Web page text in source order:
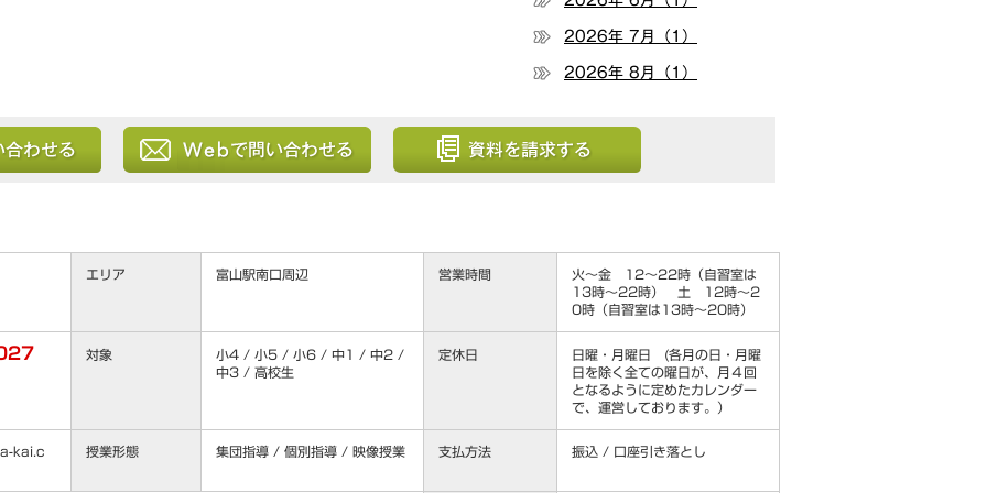
2026年 7月（1）
2026年 8月（1）
エリア 富山駅南口周辺 営業時間
火～金 12～22時（自習室は
13時～22時） 土 12時～2
0時（自習室は13時～20時）
対象
小4 / 小5 / 小6 / 中1 / 中2 /
中3 / 高校生
定休日
日曜・月曜日 (各月の日・月曜
日を除く全ての曜日が、月４回
となるように定めたカレンダー
で、運営しております。）
kai.c 授業形態 集団指導 / 個別指導 / 映像授業 支払方法 振込 / 口座引き落とし